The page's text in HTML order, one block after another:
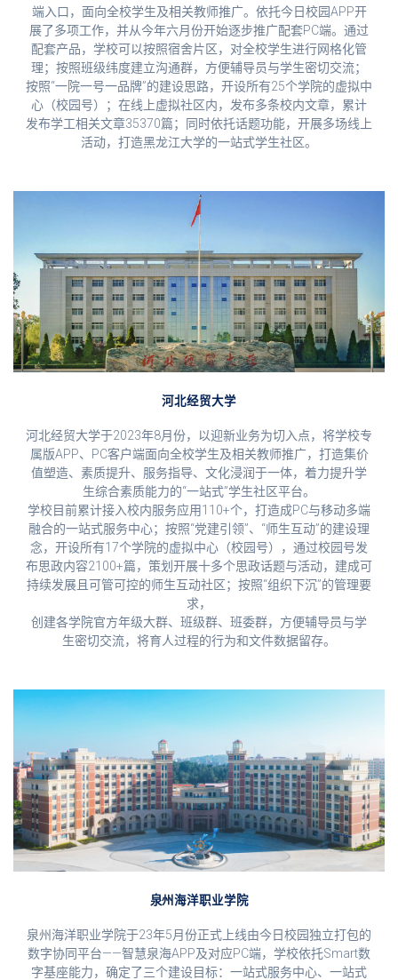
端入口，面向全校学生及相关教师推广。依托今日校园APP开
展了多项工作，并从今年六月份开始逐步推广配套PC端。通过
配套产品，学校可以按照宿舍片区，对全校学生进行网格化管
理；按照班级纬度建立沟通群，方便辅导员与学生密切交流；
按照“一院一号一品牌”的建设思路，开设所有25个学院的虚拟中
心（校园号）；在线上虚拟社区内，发布多条校内文章，累计
发布学工相关文章35370篇；同时依托话题功能，开展多场线上
活动，打造黑龙江大学的一站式学生社区。
河北经贸大学
河北经贸大学于2023年8月份，以迎新业务为切入点，将学校专
属版APP、PC客户端面向全校学生及相关教师推广，打造集价
值塑造、素质提升、服务指导、文化浸润于一体，着力提升学
生综合素质能力的“一站式”学生社区平台。
学校目前累计接入校内服务应用110+个，打造成PC与移动多端
融合的一站式服务中心；按照“党建引领”、“师生互动”的建设理
念，开设所有17个学院的虚拟中心（校园号），通过校园号发
布思政内容2100+篇，策划开展十多个思政话题与活动，建成可
持续发展且可管可控的师生互动社区；按照“组织下沉”的管理要
求，
创建各学院官方年级大群、班级群、班委群，方便辅导员与学
生密切交流，将育人过程的行为和文件数据留存。
泉州海洋职业学院
泉州海洋职业学院于23年5月份正式上线由今日校园独立打包的
数字协同平台——智慧泉海APP及对应PC端，学校依托Smart数
字基座能力，确定了三个建设目标：一站式服务中心、一站式